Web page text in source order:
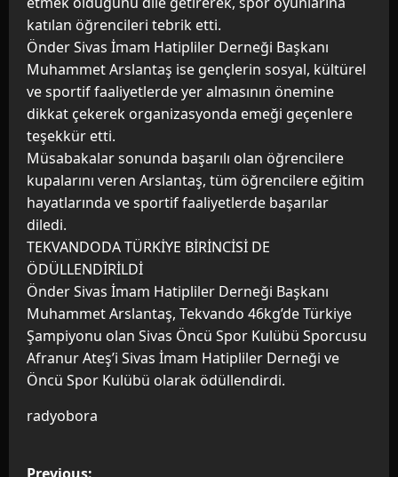
katılan öğrencileri tebrik etti.
Önder Sivas İmam Hatipliler Derneği Başkanı
Muhammet Arslantaş ise gençlerin sosyal, kültürel
ve sportif faaliyetlerde yer almasının önemine
dikkat çekerek organizasyonda emeği geçenlere
teşekkür etti.
Müsabakalar sonunda başarılı olan öğrencilere
kupalarını veren Arslantaş, tüm öğrencilere eğitim
hayatlarında ve sportif faaliyetlerde başarılar
diledi.
TEKVANDODA TÜRKİYE BİRİNCİSİ DE
ÖDÜLLENDİRİLDİ
Önder Sivas İmam Hatipliler Derneği Başkanı
Muhammet Arslantaş, Tekvando 46kg’de Türkiye
Şampiyonu olan Sivas Öncü Spor Kulübü Sporcusu
Afranur Ateş’i Sivas İmam Hatipliler Derneği ve
Öncü Spor Kulübü olarak ödüllendirdi.
radyobora
P